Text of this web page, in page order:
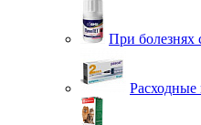
При болезнях
Расходные